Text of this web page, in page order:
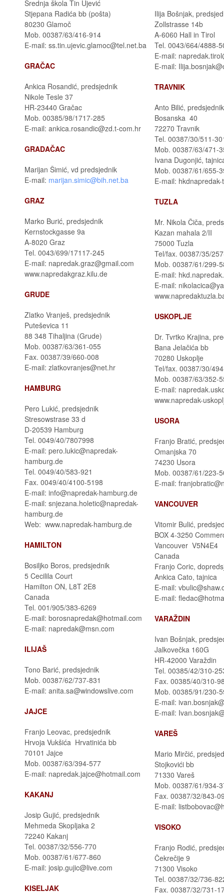
Srednja škola Tin Ujević
Stjepana Radića bb (pošta)
80230 Glamoč
Mob. 00387/63/416-914
E-mail: ss.tin.ujevic.glamoc@tel.net.ba
GRAČAC
Ankica Rosandić, predsjednik
Nikole Tesle 37
HR-23440 Gračac
Mob. 00385/98/1717-285
E-mail: ankica.rosandic@zd.t-com.hr
GRADAČAC
Marijan Šimić, vd predsjednik
E-mail: marijan.simic@bih.net.ba
GRAZ
Marko Burić, predsjednik
Kernstockgasse 9a
A-8020 Graz
Tel. 0043/699/17117-245
E-mail: napredak.graz@gmail.com
www.napredakgraz.kilu.de
GRUDE
Zlatko Vranješ, predsjednik
Puteševica 11
88 348 Tihaljina (Grude)
Mob. 00387/63/361-055
Fax. 00387/39/660-008
E-mail: zlatkovranjes@net.hr
HAMBURG
Pero Lukić, predsjednik
Stresowstrase 33 d
D-20539 Hamburg
Tel. 0049/40/7807998
E-mail: pero.lukic@napredak-
hamburg.de
Tel. 0049/40/583-921
Fax. 0049/40/4100-5198
E-mail: info@napredak-hamburg.de
E-mail: snjezana.holetic@napredak-
hamburg.de
Web: www.napredak-hamburg.de
HAMILTON
Bosiljko Boros, predsjednik
5 Cecilila Court
Hamilton ON, L8T 2E8
Canada
Tel. 001/905/383-6269
E-mail: borosnapredak@hotmail.com
E-mail: napredak@msn.com
ILIJAŠ
Tono Barić, predsjednik
Mob. 00387/62/737-831
E-mail: anita.sa@windowslive.com
JAJCE
Franjo Leovac, predsjednik
Hrvoja Vukšića Hrvatinića bb
70101 Jajce
Mob. 00387/63/394-577
E-mail: napredak.jajce@hotmail.com
KAKANJ
Josip Gujić, predsjednik
Mehmeda Skopljaka 2
72240 Kakanj
Tel. 00387/32/556-770
Mob. 00387/61/677-860
E-mail: josip.gujic@live.com
KISELJAK
Ilija Bošnjak,
Zollstrasse 14b
A-6060 Hall in Tirol
Tel. 0043/664/4888-
E-mail:
E-mail:
TRAVNIK
Anto Bilić, predsjednik
Bosanska 40
72270 Travnik
Tel. 00387/30/511-
Mob. 00387/63/471-
Ivana Dugonjić,
Mob. 00387/61/655-
E-mail:
TUZLA
Mr. Nikola Čiča,
Kazan mahala 2/II
75000 Tuzla
Tel/fax. 00387/35/
Mob. 00387/61/299-
E-mail:
E-mail:
USKOPLJE
Dr. Tvrtko Krajina,
Bana Jelačića bb
70280 Uskoplje
Tel/fax. 00387/30/
Mob. 00387/63/352-
E-mail:
www.napredak-
USORA
Franjo Bratić,
Omanjska 70
74230 Usora
Mob. 00387/61/223-
E-mail:
VANCOUVER
Vitomir Bulić,
BOX 4-3250
Vancouver V5N4E4
Canada
Franjo Coric,
Ankica Cato, tajnica
E-mail:
E-mail:
VARAŽDIN
Ivan Bošnjak,
Jalkovečka 160G
HR-42000 Varaždin
Tel. 00385/42/310-
Fax. 00385/40/310-
Mob. 00385/91/230-
E-mail:
E-mail:
VAREŠ
Mario Mirčić,
Stojkovići bb
71330 Vareš
Mob. 00387/61/934-
Fax. 00387/32/843-
E-mail:
VISOKO
Franjo Rodić,
Čekrečije 9
71300 Visoko
Tel. 00387/32/736-
Fax. 00387/32/731-